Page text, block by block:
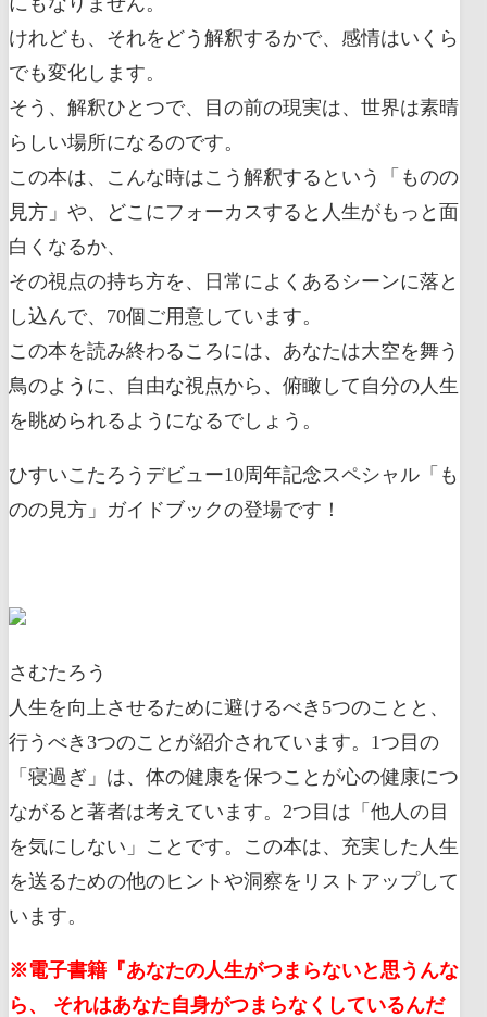
けれども、それをどう解釈するかで、感情はいくら
でも変化します。
そう、解釈ひとつで、目の前の現実は、世界は素晴
らしい場所になるのです。
この本は、こんな時はこう解釈するという「ものの
見方」や、どこにフォーカスすると人生がもっと面
白くなるか、
その視点の持ち方を、日常によくあるシーンに落と
し込んで、70個ご用意しています。
この本を読み終わるころには、あなたは大空を舞う
鳥のように、自由な視点から、俯瞰して自分の人生
を眺められるようになるでしょう。
ひすいこたろうデビュー10周年記念スペシャル「も
のの見方」ガイドブックの登場です！
さむたろう
人生を向上させるために避けるべき5つのことと、
行うべき3つのことが紹介されています。1つ目の
「寝過ぎ」は、体の健康を保つことが心の健康につ
ながると著者は考えています。2つ目は「他人の目
を気にしない」ことです。この本は、充実した人生
を送るための他のヒントや洞察をリストアップして
います。
※電子書籍『あなたの人生がつまらないと思うんな
ら、 それはあなた自身がつまらなくしているんだ